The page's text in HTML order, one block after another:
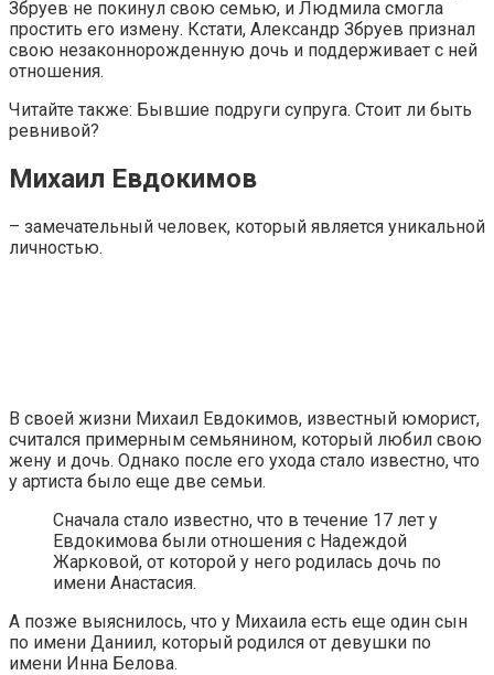
Збруев не покинул свою семью, и Людмила смогла
простить его измену. Кстати, Александр Збруев признал
свою незаконнорожденную дочь и поддерживает с ней
отношения.
Читайте также: Бывшие подруги супруга. Стоит ли быть
ревнивой?
Михаил Евдокимов
– замечательный человек, который является уникальной
личностью.
В своей жизни Михаил Евдокимов, известный юморист,
считался примерным семьянином, который любил свою
жену и дочь. Однако после его ухода стало известно, что
у артиста было еще две семьи.
Сначала стало известно, что в течение 17 лет у
Евдокимова были отношения с Надеждой
Жарковой, от которой у него родилась дочь по
имени Анастасия.
А позже выяснилось, что у Михаила есть еще один сын
по имени Даниил, который родился от девушки по
имени Инна Белова.